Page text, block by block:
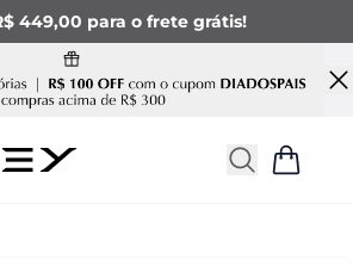
449,00 para o frete grátis!